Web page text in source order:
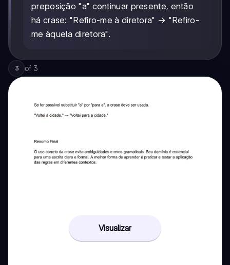
preposição "a" continuar presente, então
há crase: "Refiro-me à diretora" → "Refiro-
me àquela diretora".
3 of 3
Visualizar